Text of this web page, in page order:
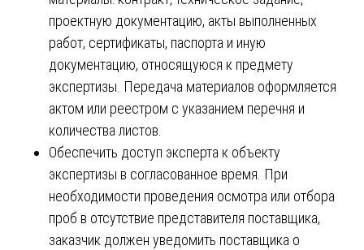
проектную документацию, акты выполненных
работ, сертификаты, паспорта и иную
документацию, относящуюся к предмету
экспертизы. Передача материалов оформляется
актом или реестром с указанием перечня и
количества листов.
Обеспечить доступ эксперта к объекту
экспертизы в согласованное время. При
необходимости проведения осмотра или отбора
проб в отсутствие представителя поставщика,
заказчик должен уведомить поставщика о